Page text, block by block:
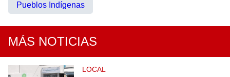
Pueblos Indígenas
MÁS NOTICIAS
LOCAL